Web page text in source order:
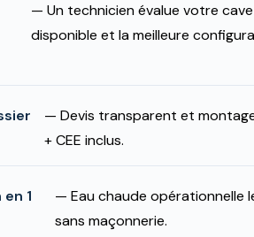
— Un technicien évalue votre
disponible et la meilleure
— Devis transparent et montage
+ CEE inclus.
1
— Eau chaude opérationnelle
sans maçonnerie.